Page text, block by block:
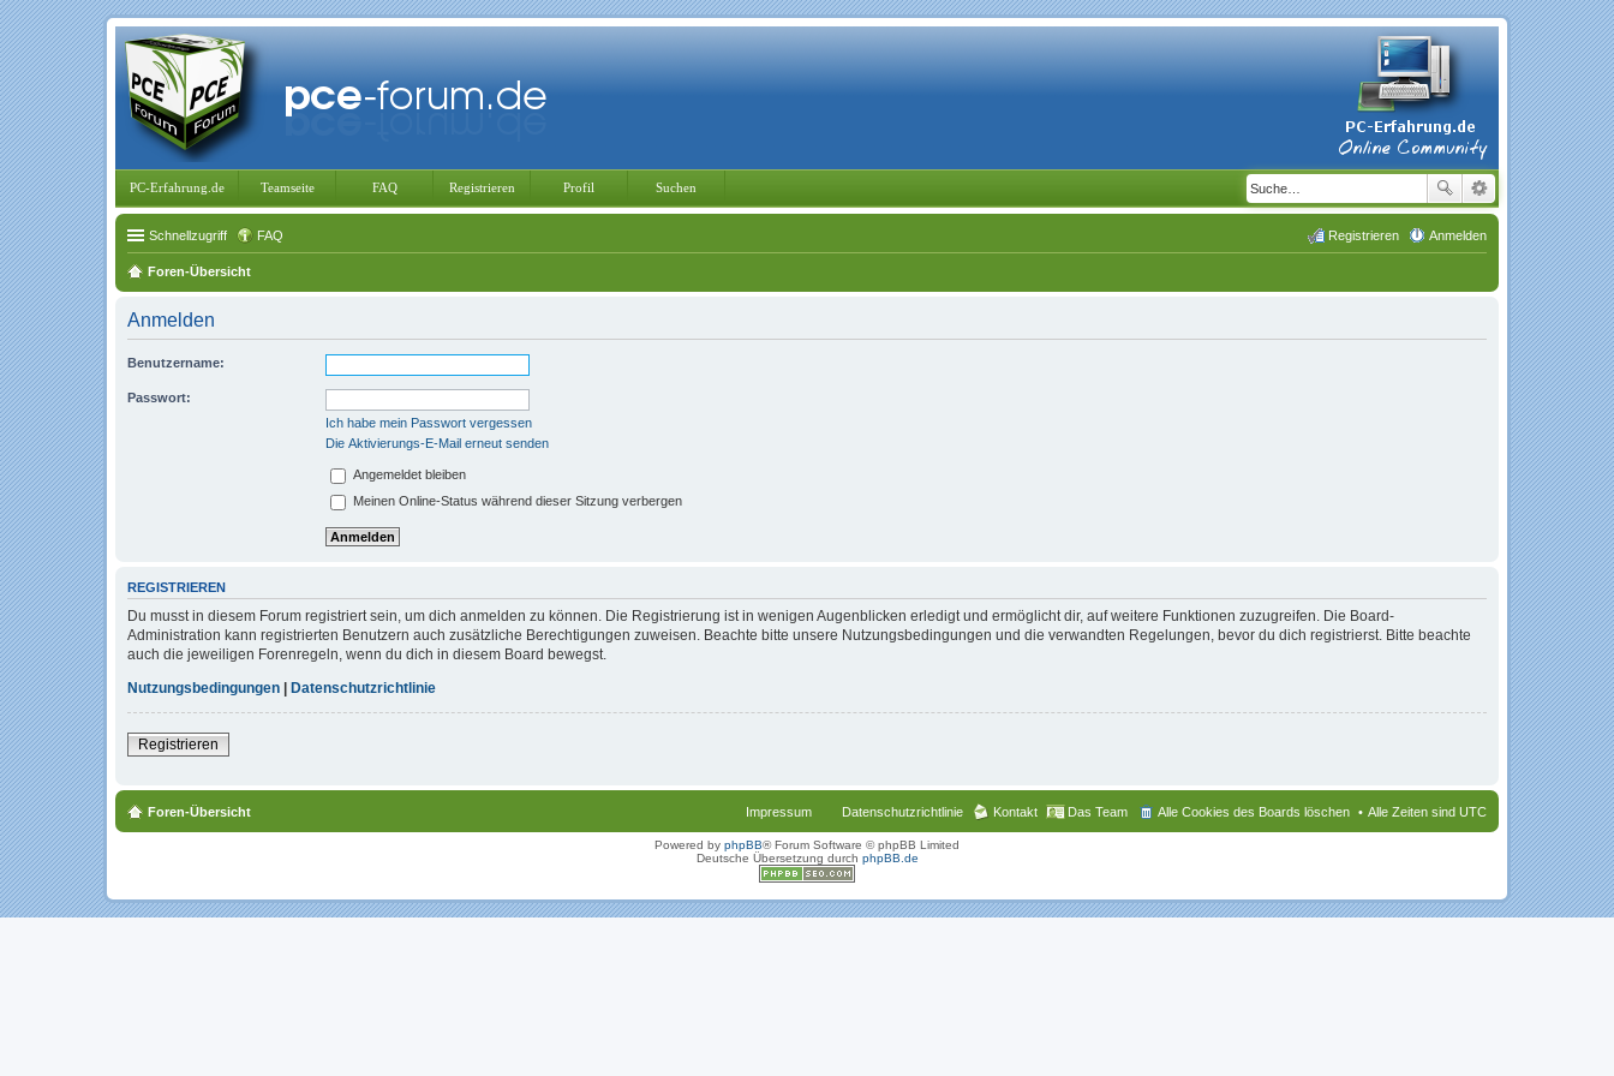
PC-Erfahrung.de Teamseite FAQ Registrieren Profil Suchen
Schnellzugriff FAQ Anmelden
Registrieren
Foren-Übersicht
Anmelden
Benutzername:
Passwort:
Ich habe mein Passwort vergessen
Die Aktivierungs-E-Mail erneut senden
Angemeldet bleiben
Meinen Online-Status während dieser Sitzung verbergen
REGISTRIEREN
Du musst in diesem Forum registriert sein, um dich anmelden zu können. Die Registrierung ist in wenigen Augenblicken erledigt und ermöglicht dir, auf weitere Funktionen zuzugreifen. Die Board-
Administration kann registrierten Benutzern auch zusätzliche Berechtigungen zuweisen. Beachte bitte unsere Nutzungsbedingungen und die verwandten Regelungen, bevor du dich registrierst. Bitte beachte
auch die jeweiligen Forenregeln, wenn du dich in diesem Board bewegst.
Nutzungsbedingungen | Datenschutzrichtlinie
Registrieren
Foren-Übersicht Alle Zeiten sind UTC
Alle Cookies des Boards löschen
Das Team
Kontakt
Datenschutzrichtlinie
Impressum
Powered by phpBB® Forum Software © phpBB Limited
Deutsche Übersetzung durch phpBB.de